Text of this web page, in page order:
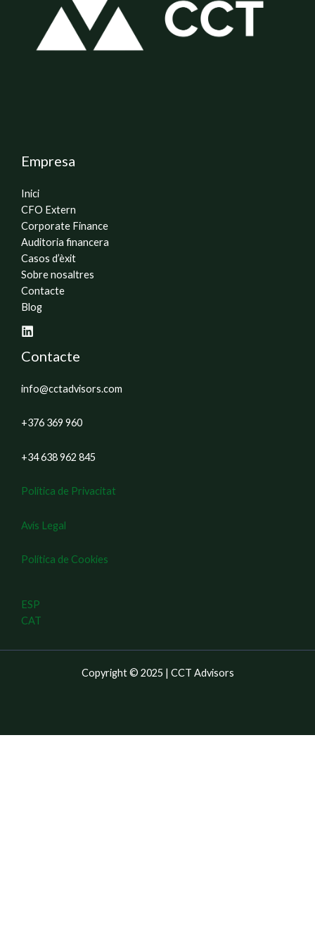
Empresa
Inici
CFO Extern
Corporate Finance
Auditoria financera
Casos d’èxit
Sobre nosaltres
Contacte
Blog
Contacte
info@cctadvisors.com
+376 369 960
+34 638 962 845
Política de Privacitat
Avís Legal
Política de Cookies
ESP
CAT
Copyright © 2025 | CCT Advisors